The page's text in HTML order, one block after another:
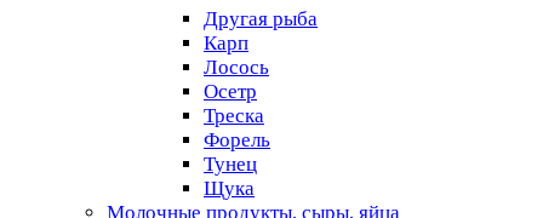
Другая рыба
Карп
Лосось
Осетр
Треска
Форель
Тунец
Щука
Молочные продукты, сыры, яйца